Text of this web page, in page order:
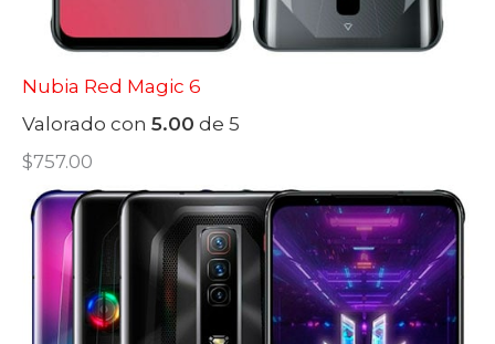
Nubia Red Magic 6
Valorado con 5.00 de 5
$757.00